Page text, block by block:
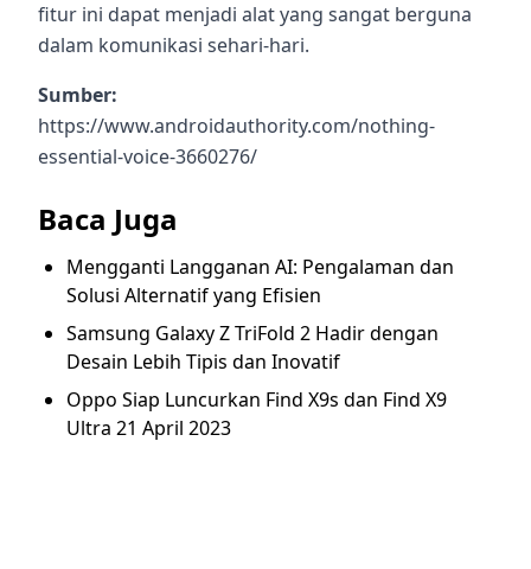
fitur ini dapat menjadi alat yang sangat berguna
dalam komunikasi sehari-hari.
Sumber:
https://www.androidauthority.com/nothing-
essential-voice-3660276/
Baca Juga
Mengganti Langganan AI: Pengalaman dan
Solusi Alternatif yang Efisien
Samsung Galaxy Z TriFold 2 Hadir dengan
Desain Lebih Tipis dan Inovatif
Oppo Siap Luncurkan Find X9s dan Find X9
Ultra 21 April 2023